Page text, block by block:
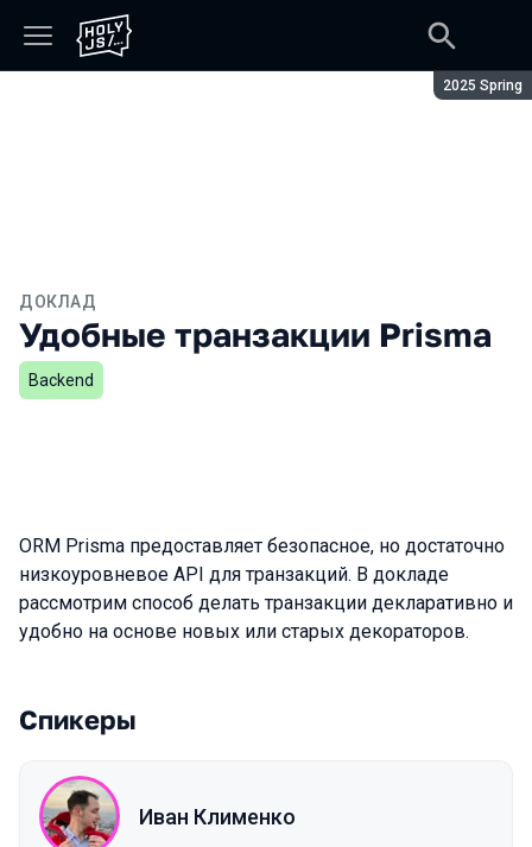
Сезон:
2025 Spring
ДОКЛАД
Удобные транзакции Prisma
Backend
ORM Prisma предоставляет безопасное, но достаточно
низкоуровневое API для транзакций. В докладе
рассмотрим способ делать транзакции декларативно и
удобно на основе новых или старых декораторов.
Спикеры
Иван Клименко